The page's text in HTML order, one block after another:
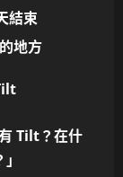
結束
地方
Tilt？在什